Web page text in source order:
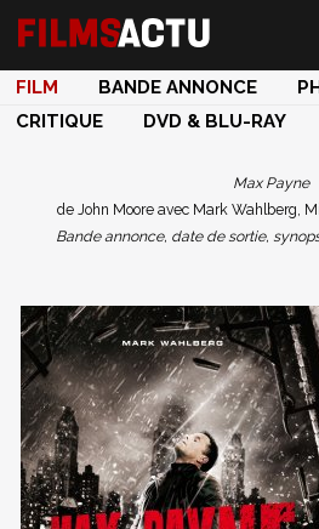
FILM BANDE ANNONCE
CRITIQUE
DVD & BLU-RAY
Max Payne
de John Moore avec Mark Wahlberg,
Bande annonce, date de sortie,